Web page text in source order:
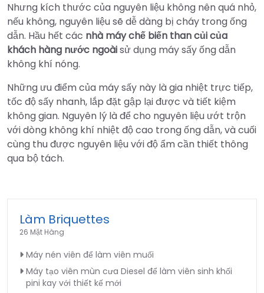
Nhưng kích thước của nguyên liệu không nên quá nhỏ,
nếu không, nguyên liệu sẽ dễ dàng bị cháy trong ống
dẫn. Hầu hết các nhà máy chế biến than củi của
khách hàng nước ngoàisử dụng máy sấy ống dẫn
không khí nóng.
Những ưu điểm của máy sấy này là gia nhiệt trực tiếp,
tốc độ sấy nhanh, lắp đặt gập lại được và tiết kiệm
không gian. Nguyên lý là để cho nguyên liệu ướt trộn
với dòng không khí nhiệt độ cao trong ống dẫn, và cuối
cùng thu được nguyên liệu với độ ẩm cần thiết thông
qua bộ tách.
Làm Briquettes
26 Mặt Hàng
Máy nén viên để làm viên muối
Máy tạo viên mùn cưa Diesel để làm viên sinh khối
pini kay với thiết kế mới